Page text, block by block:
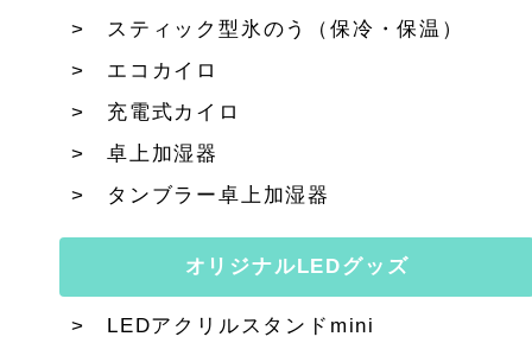
スティック型氷のう（保冷・保温）
エコカイロ
充電式カイロ
卓上加湿器
タンブラー卓上加湿器
オリジナルLEDグッズ
LEDアクリルスタンドmini